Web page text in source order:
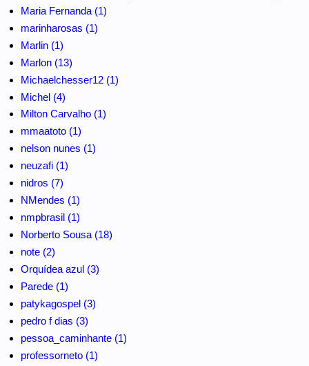
Maria Fernanda (1)
marinharosas (1)
Marlin (1)
Marlon (13)
Michaelchesser12 (1)
Michel (4)
Milton Carvalho (1)
mmaatoto (1)
nelson nunes (1)
neuzafi (1)
nidros (7)
NMendes (1)
nmpbrasil (1)
Norberto Sousa (18)
note (2)
Orquídea azul (3)
Parede (1)
patykagospel (3)
pedro f dias (3)
pessoa_caminhante (1)
professorneto (1)